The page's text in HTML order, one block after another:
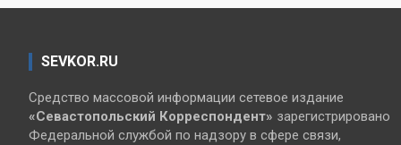
SEVKOR.RU
Средство массовой информации сетевое издание
«Севастопольский Корреспондент» зарегистрировано
Федеральной службой по надзору в сфере связи,